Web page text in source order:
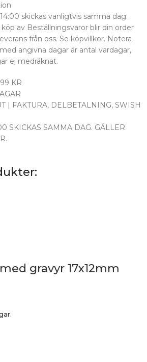
skickas vanligtvis samma dag.
av Beställningsvaror blir din order
från oss. Se köpvillkor. Notera
angivna dagar är antal vardagar,
ej medräknat.
KR
| FAKTURA, DELBETALNING, SWISH
SKICKAS SAMMA DAG. GÄLLER
gravyr 17x12mm